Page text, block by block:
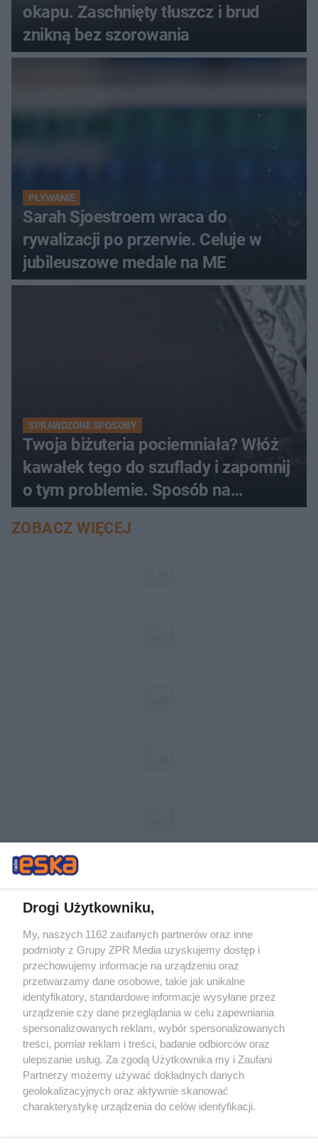
okapu. Zaschnięty tłuszcz i brud
znikną bez szorowania
PŁYWANIE
Sarah Sjoestroem wraca do
rywalizacji po przerwie. Celuje w
jubileuszowe medale na ME
SPRAWDZONE SPOSOBY
Twoja biżuteria pociemniała? Włóż
kawałek tego do szuflady i zapomnij
o tym problemie. Sposób na
pociemniałą biżuterię
ZOBACZ WIĘCEJ
Żaden utwór zamieszczony w serwisie nie może być powielany i
rozpowszechniany lub dalej rozpowszechniany w jakikolwiek sposób (w
tym także elektroniczny lub mechaniczny) na jakimkolwiek polu
eksploatacji w jakiejkolwiek formie, włącznie z umieszczaniem w
Internecie bez pisemnej zgody właściciela praw. Jakiekolwiek użycie lub
wykorzystanie utworów w całości lub w części z naruszeniem prawa,
tzn. bez właściwej zgody, jest zabronione pod groźbą kary i może być
ścigane prawnie.
Drogi Użytkowniku,
My, naszych 1162 zaufanych partnerów oraz inne
podmioty z Grupy ZPR Media uzyskujemy dostęp i
przechowujemy informacje na urządzeniu oraz
przetwarzamy dane osobowe, takie jak unikalne
identyfikatory, standardowe informacje wysyłane przez
urządzenie czy dane przeglądania w celu zapewniania
spersonalizowanych reklam, wybór spersonalizowanych
treści, pomiar reklam i treści, badanie odbiorców oraz
ulepszanie usług. Za zgodą Użytkownika my i Zaufani
Partnerzy możemy używać dokładnych danych
geolokalizacyjnych oraz aktywnie skanować
charakterystykę urządzenia do celów identyfikacji.